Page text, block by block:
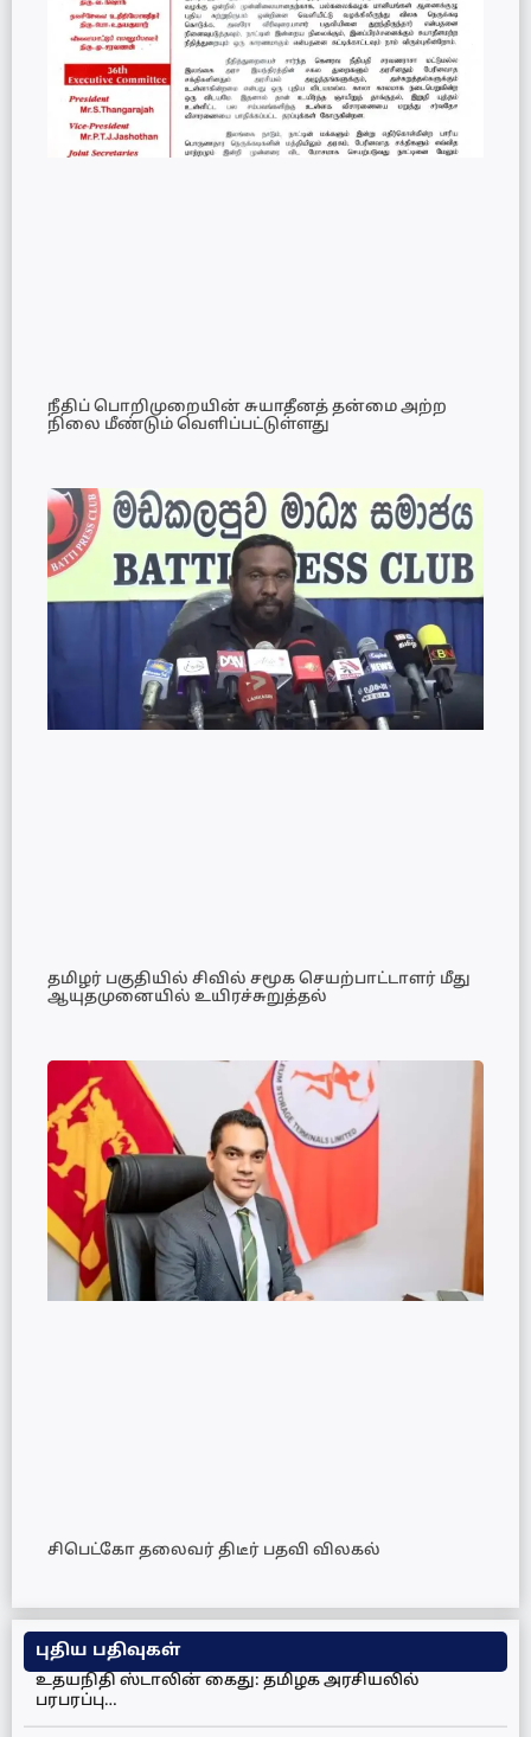
நீதிப் பொறிமுறையின் சுயாதீனத் தன்மை அற்ற
நிலை மீண்டும் வெளிப்பட்டுள்ளது
தமிழர் பகுதியில் சிவில் சமூக செயற்பாட்டாளர் மீது
ஆயுதமுனையில் உயிரச்சுறுத்தல்
சிபெட்கோ தலைவர் திடீர் பதவி விலகல்
புதிய பதிவுகள்
உதயநிதி ஸ்டாலின் கைது: தமிழக அரசியலில்
பரபரப்பு…